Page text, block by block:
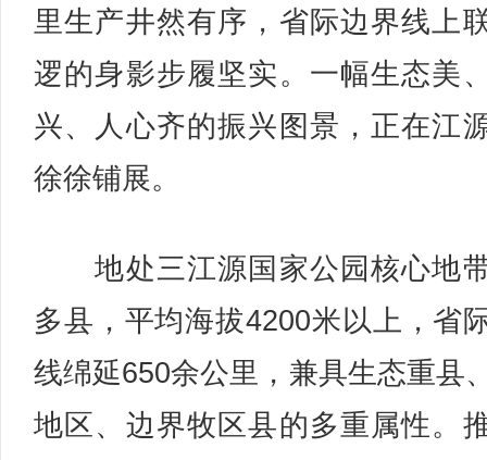
里生产井然有序，省际边界线上
逻的身影步履坚实。一幅生态美
兴、人心齐的振兴图景，正在江
徐徐铺展。
地处三江源国家公园核心地
多县，平均海拔4200米以上，省
线绵延650余公里，兼具生态重县
地区、边界牧区县的多重属性。